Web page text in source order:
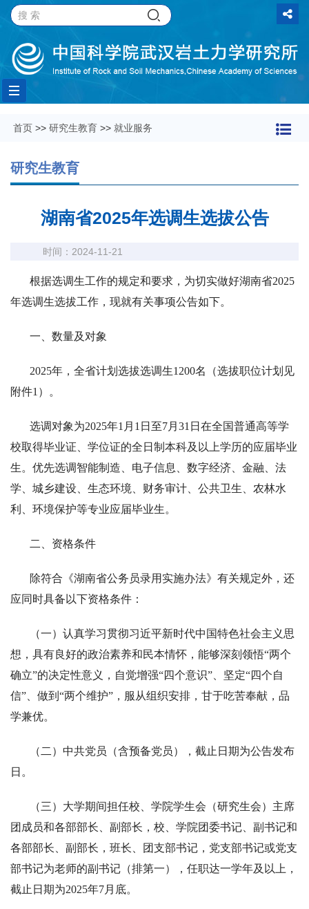
Toggle
navigation
首页 >> 研究生教育 >> 就业服务
研究生教育
湖南省2025年选调生选拔公告
时间：2024-11-21
根据选调生工作的规定和要求，为切实做好湖南省2025
年选调生选拔工作，现就有关事项公告如下。
一、数量及对象
2025年，全省计划选拔选调生1200名（选拔职位计划见
附件1）。
选调对象为2025年1月1日至7月31日在全国普通高等学
校取得毕业证、学位证的全日制本科及以上学历的应届毕业
生。优先选调智能制造、电子信息、数字经济、金融、法
学、城乡建设、生态环境、财务审计、公共卫生、农林水
利、环境保护等专业应届毕业生。
二、资格条件
除符合《湖南省公务员录用实施办法》有关规定外，还
应同时具备以下资格条件：
（一）认真学习贯彻习近平新时代中国特色社会主义思
想，具有良好的政治素养和民本情怀，能够深刻领悟“两个
确立”的决定性意义，自觉增强“四个意识”、坚定“四个自
信”、做到“两个维护”，服从组织安排，甘于吃苦奉献，品
学兼优。
（二）中共党员（含预备党员），截止日期为公告发布
日。
（三）大学期间担任校、学院学生会（研究生会）主席
团成员和各部部长、副部长，校、学院团委书记、副书记和
各部部长、副部长，班长、团支部书记，党支部书记或党支
部书记为老师的副书记（排第一），任职达一学年及以上，
截止日期为2025年7月底。